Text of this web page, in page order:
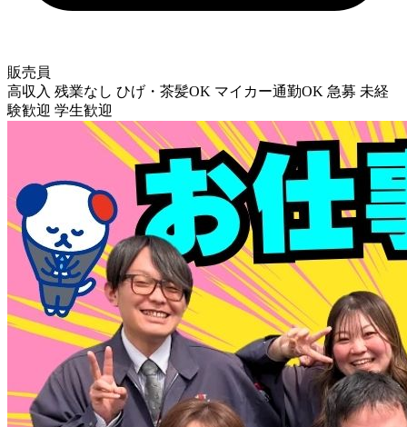
販売員
高収入 残業なし ひげ・茶髪OK マイカー通勤OK 急募 未経
験歓迎 学生歓迎